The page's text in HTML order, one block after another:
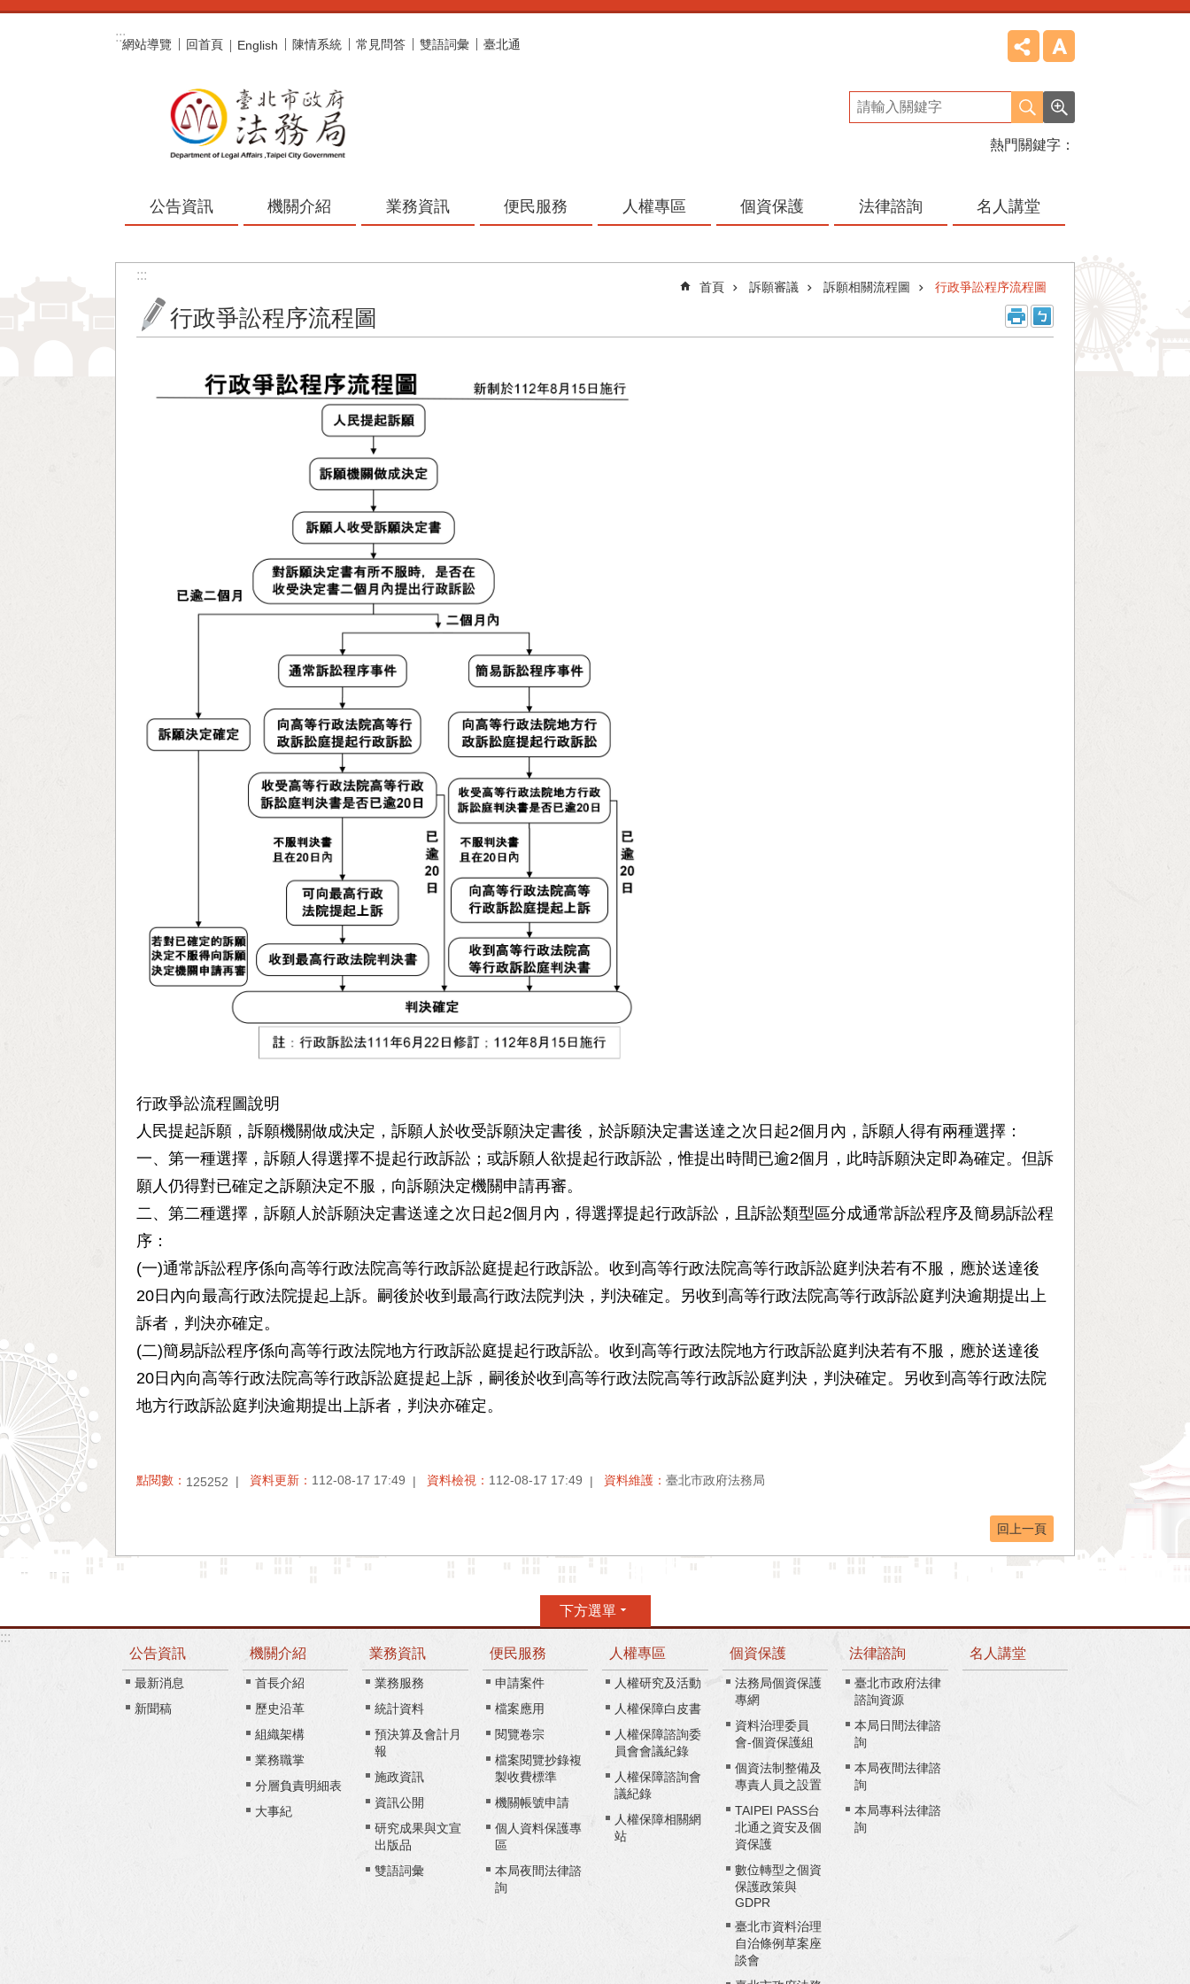
跳到主要內容區塊
:::網站導覽 回首頁 English 陳情系統 常見問答 雙語詞彙 臺北通
熱門關鍵字
公告資訊 機關介紹 業務資訊 便民服務 人權專區 個資保護 法律諮詢 名人講堂
:::
首頁 訴願審議 訴願相關流程圖 行政爭訟程序流程圖
行政爭訟程序流程圖
行政爭訟流程圖說明
人民提起訴願，訴願機關做成決定，訴願人於收受訴願決定書後，於訴願決定書送達之次日起2個月內，訴願人得有兩種選擇：
一、第一種選擇，訴願人得選擇不提起行政訴訟；或訴願人欲提起行政訴訟，惟提出時間已逾2個月，此時訴願決定即為確定。但訴
願人仍得對已確定之訴願決定不服，向訴願決定機關申請再審。
二、第二種選擇，訴願人於訴願決定書送達之次日起2個月內，得選擇提起行政訴訟，且訴訟類型區分成通常訴訟程序及簡易訴訟程
序：
(一)通常訴訟程序係向高等行政法院高等行政訴訟庭提起行政訴訟。收到高等行政法院高等行政訴訟庭判決若有不服，應於送達後
20日內向最高行政法院提起上訴。嗣後於收到最高行政法院判決，判決確定。另收到高等行政法院高等行政訴訟庭判決逾期提出上
訴者，判決亦確定。
(二)簡易訴訟程序係向高等行政法院地方行政訴訟庭提起行政訴訟。收到高等行政法院地方行政訴訟庭判決若有不服，應於送達後
20日內向高等行政法院高等行政訴訟庭提起上訴，嗣後於收到高等行政法院高等行政訴訟庭判決，判決確定。另收到高等行政法院
地方行政訴訟庭判決逾期提出上訴者，判決亦確定。
點閱數： 125252 資料更新： 112-08-17 17:49 資料檢視： 112-08-17 17:49 資料維護： 臺北市政府法務局
回上一頁
下方選單
:::
公告資訊
最新消息
新聞稿
機關介紹
首長介紹
歷史沿革
組織架構
業務職掌
分層負責明細表
大事紀
業務資訊
業務服務
統計資料
預決算及會計月
報
施政資訊
資訊公開
研究成果與文宣
出版品
雙語詞彙
便民服務
申請案件
檔案應用
閱覽卷宗
檔案閱覽抄錄複
製收費標準
機關帳號申請
個人資料保護專
區
本局夜間法律諮
詢
人權專區
人權研究及活動
人權保障白皮書
人權保障諮詢委
員會會議紀錄
人權保障諮詢會
議紀錄
人權保障相關網
站
個資保護
法務局個資保護
專網
資料治理委員
會-個資保護組
個資法制整備及
專責人員之設置
TAIPEI PASS台
北通之資安及個
資保護
數位轉型之個資
保護政策與
GDPR
臺北市資料治理
自治條例草案座
談會
法律諮詢
臺北市政府法律
諮詢資源
本局日間法律諮
詢
本局夜間法律諮
詢
本局專科法律諮
詢
名人講堂